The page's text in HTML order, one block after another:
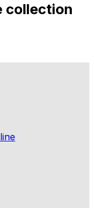
collection